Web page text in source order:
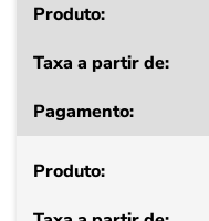
Produto
a
de